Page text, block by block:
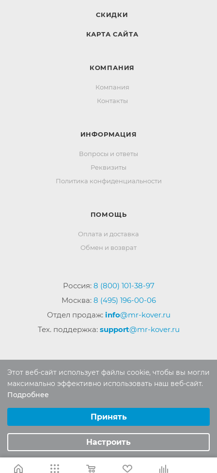
СКИДКИ
КАРТА САЙТА
КОМПАНИЯ
Компания
Контакты
ИНФОРМАЦИЯ
Вопросы и ответы
Реквизиты
Политика конфиденциальности
ПОМОЩЬ
Оплата и доставка
Обмен и возврат
Россия: 8 (800) 101-38-97
Москва: 8 (495) 196-00-06
Отдел продаж: info@mr-kover.ru
Тех. поддержка: support@mr-kover.ru
2022-2026 © Интернет магазинMR-KOVER.RU
Авторские права защищены. Воспроизведение
материалов сайта без письменного разрешения
Этот веб-сайт использует файлы cookie, чтобы вы могли
максимально эффективно использовать наш веб-сайт.
Подробнее
Аналитические/Функциональные
Принять
Настроить